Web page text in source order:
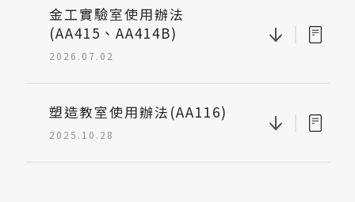
金工實驗室使用辦法
(AA415、AA414B)
2026.07.02
塑造教室使用辦法(AA116)
2025.10.28